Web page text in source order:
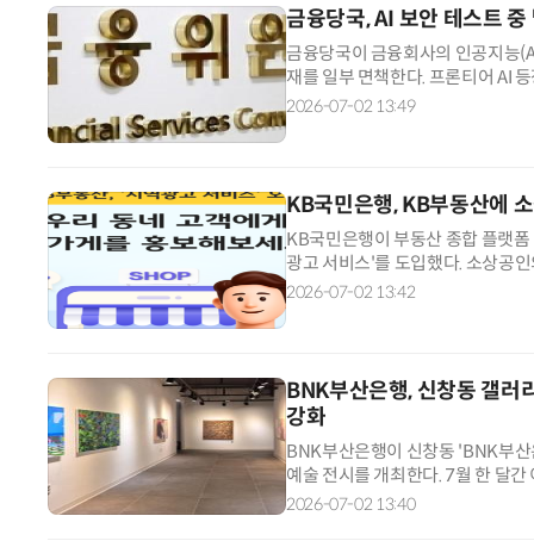
금융당국, AI 보안 테스트
금융당국이 금융회사의 인공지능
재를 일부 면책한다. 프론티어 AI
을 유도하겠다는 취지다. 금융위
2026-07-02 13:49
KB국민은행, KB부동산에
KB국민은행이 부동산 종합 플랫
광고 서비스'를 도입했다. 소상공
는 구상이다. 이 서비스는 KB국민
2026-07-02 13:42
BNK부산은행, 신창동 갤러
강화
BNK부산은행이 신창동 'BNK부
예술 전시를 개최한다. 7월 한 달
3개의 전시를 차례대로 선보인다.
2026-07-02 13:40